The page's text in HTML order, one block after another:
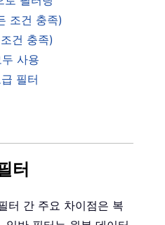
조건 충족)
건 충족)
사용
필터
터
터 간 주요 차이점은 복